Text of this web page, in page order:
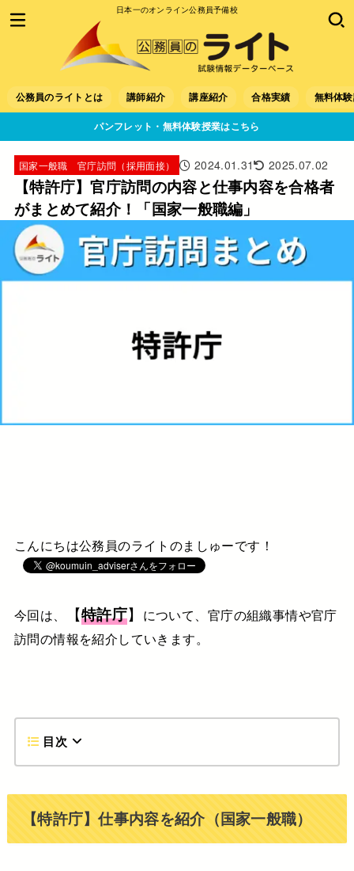
日本一のオンライン公務員予備校
公務員のライトとは 講師紹介 講座紹介 合格実績 無料体
パンフレット・無料体験授業はこちら
国家一般職 官庁訪問（採用面接） 2024.01.31 2025.07.02
【特許庁】官庁訪問の内容と仕事内容を合格者
がまとめて紹介！「国家一般職編」
こんにちは公務員のライトのましゅーです！
今回は、 【特許庁】 について、官庁の組織事情や官庁
訪問の情報を紹介していきます。
目次
【特許庁】仕事内容を紹介（国家一般職）